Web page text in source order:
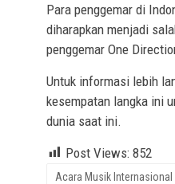
Para penggemar di
diharapkan menjadi
penggemar One
Untuk informasi lebih
kesempatan langka ini
dunia saat ini.
Post Views: 852
Acara Musik Internasional